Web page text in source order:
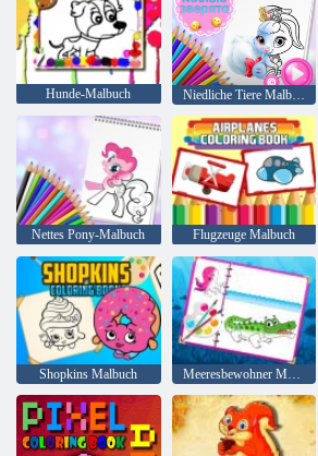
Hunde-Malbuch Niedliche Tiere Malbuch
Nettes Pony-Malbuch Flugzeuge Malbuch
Shopkins Malbuch Meeresbewohner Malbuch